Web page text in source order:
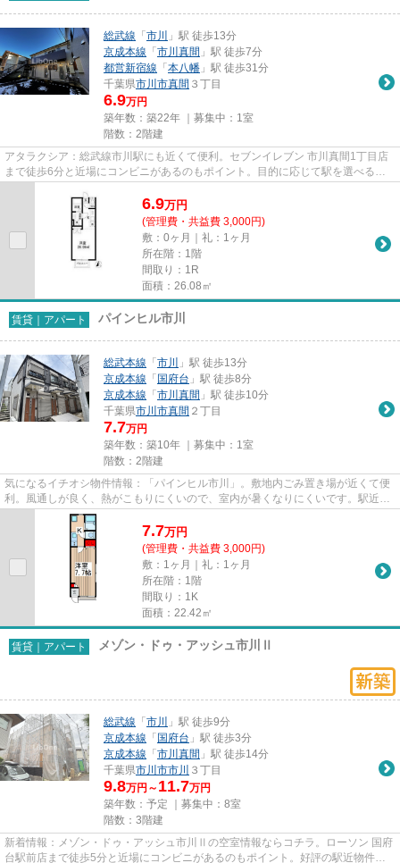
総武線 「 市川
」駅 徒歩13分
京成本線 「 市川真間 」駅 徒歩7分
都営新宿線 「 本八幡 」駅 徒歩31分
千葉県市川市真間 ３丁目
6.9万円
築年数：築22年 ｜募集中： 1室
階数：2階建
アタラクシア：総武線市川駅にも近くて便利。セブンイレブン 市川真間1丁目店
まで徒歩6分と近場にコンビニがあるのもポイント。目的に応じて駅を選べるこ
6.9万円
(管理費・共益費 3,000円)
敷：0ヶ月｜礼：1ヶ月
所在階：1階
間取り：1R
面積：26.08㎡
賃貸｜アパート パインヒル市川
総武本線 「 市川
」駅 徒歩13分
京成本線 「 国府台 」駅 徒歩8分
京成本線 「 市川真間 」駅 徒歩10分
千葉県市川市真間 ２丁目
7.7万円
築年数：築10年 ｜募集中： 1室
階数：2階建
気になるイチオシ物件情報：「パインヒル市川」。敷地内ごみ置き場が近くて便
利。風通しが良く、熱がこもりにくいので、室内が暑くなりにくいです。駅近く
に立地する物件で、徒歩13分...
7.7万円
(管理費・共益費 3,000円)
敷：1ヶ月｜礼：1ヶ月
所在階：1階
間取り：1K
面積：22.42㎡
賃貸｜アパート メゾン・ドゥ・アッシュ市川Ⅱ
総武線 「 市川
」駅 徒歩9分
京成本線 「 国府台 」駅 徒歩3分
京成本線 「 市川真間 」駅 徒歩14分
千葉県市川市市川 ３丁目
9.8万円～ 11.7万円
築年数：予定 ｜募集中： 8室
階数：3階建
新着情報：メゾン・ドゥ・アッシュ市川Ⅱの空室情報ならコチラ。ローソン 国府
台駅前店まで徒歩5分と近場にコンビニがあるのもポイント。好評の駅近物件と